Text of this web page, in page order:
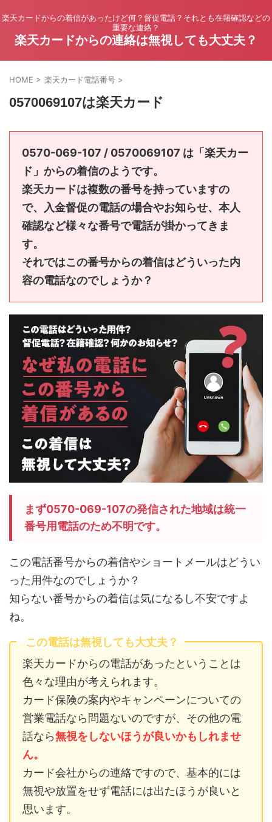
楽天カードからの着信があったけど何？督促電話？それとも在籍確認などの
重要な連絡？
楽天カードからの連絡は無視しても大丈夫？
HOME > 楽天カード電話番号 >
0570069107は楽天カード
0570-069-107 / 0570069107 は「楽天カー
ド」からの着信のようです。
楽天カードは複数の番号を持っていますの
で、入金督促の電話の場合やお知らせ、本人
確認など様々な番号で電話が掛かってきま
す。
それではこの番号からの着信はどういった内
容の電話なのでしょうか？
まず0570-069-107の発信された地域は統一
番号用電話のため不明です。
この電話番号からの着信やショートメールはどうい
った用件なのでしょうか？
知らない番号からの着信は気になるし不安ですよ
ね。
この電話は無視しても大丈夫？
楽天カードからの電話があったということは
色々な理由が考えられます。
カード保険の案内やキャンペーンについての
営業電話なら問題ないのですが、その他の電
話なら無視をしないほうが良いかもしれませ
ん。
カード会社からの連絡ですので、基本的には
無視や放置をせず電話には出たほうが良いと
思います。